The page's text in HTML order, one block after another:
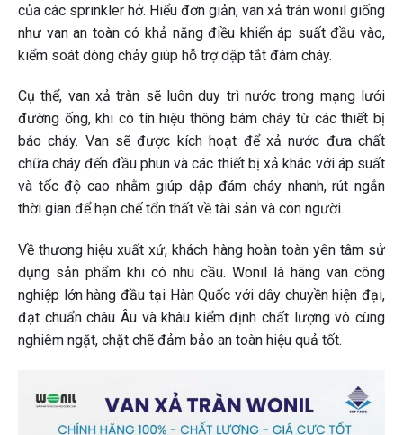
của các sprinkler hở. Hiểu đơn giản, van xả tràn wonil giống
như van an toàn có khả năng điều khiển áp suất đầu vào,
kiểm soát dòng chảy giúp hỗ trợ dập tắt đám cháy.
Cụ thể, van xả tràn sẽ luôn duy trì nước trong mạng lưới
đường ống, khi có tín hiệu thông bám cháy từ các thiết bị
báo cháy. Van sẽ được kích hoạt để xả nước đưa chất
chữa cháy đến đầu phun và các thiết bị xả khác với áp suất
và tốc độ cao nhằm giúp dập đám cháy nhanh, rút ngắn
thời gian để hạn chế tổn thất về tài sản và con người.
Về thương hiệu xuất xứ, khách hàng hoàn toàn yên tâm sử
dụng sản phẩm khi có nhu cầu. Wonil là hãng van công
nghiệp lớn hàng đầu tại Hàn Quốc với dây chuyền hiện đại,
đạt chuẩn châu Âu và khâu kiểm định chất lượng vô cùng
nghiêm ngặt, chặt chẽ đảm bảo an toàn hiệu quả tốt.